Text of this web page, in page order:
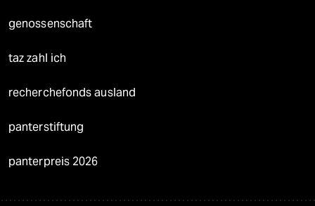
genossenschaft
taz zahl ich
recherchefonds ausland
panterstiftung
panterpreis 2026